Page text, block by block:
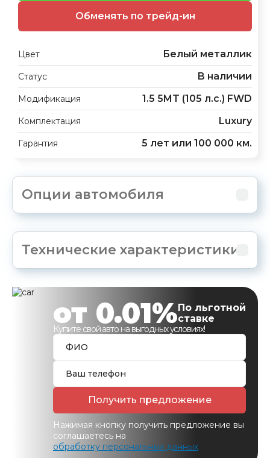
Обменять по трейд-ин
Цвет Белый металлик
Статус В наличии
Модификация 1.5 5MT (105 л.с.) FWD
Комплектация Luxury
Гарантия 5 лет или 100 000 км.
Опции автомобиля
Технические характеристики
от 0.01%По льготной
ставке
Купите свой авто на выгодных условиях!
Получить предложение
Нажимая кнопку получить предложение вы
соглашаетесь на
обработку персональных данных